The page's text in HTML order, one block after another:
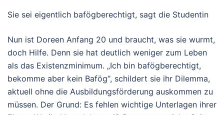
Sie sei eigentlich bafögberechtigt, sagt die Studentin
Nun ist Doreen Anfang 20 und braucht, was sie wurmt,
doch Hilfe. Denn sie hat deutlich weniger zum Leben
als das Existenzminimum. „Ich bin bafögberechtigt,
bekomme aber kein Bafög“, schildert sie ihr Dilemma,
aktuell ohne die Ausbildungsförderung auskommen zu
müssen. Der Grund: Es fehlen wichtige Unterlagen ihrer